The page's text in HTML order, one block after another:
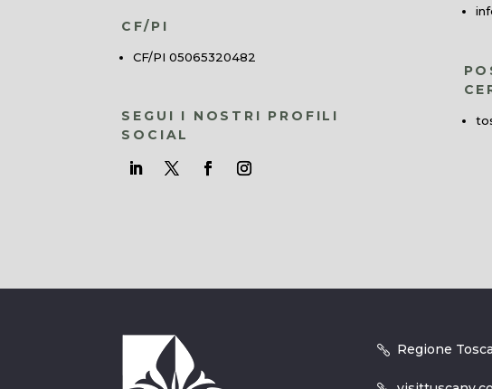
CF/PI
CF/PI 05065320482
SEGUI I NOSTRI PROFILI
SOCIAL
Regione